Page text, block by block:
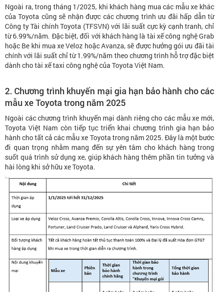
Ngoài ra, trong tháng 1/2025, khi khách hàng mua các mẫu xe khác
của Toyota cũng sẽ nhận được các chương trình ưu đãi hấp dẫn từ
Công ty Tài chính Toyota (TFSVN) với lãi suất cực kỳ cạnh tranh, chỉ
từ 6.99%/năm. Đặc biệt, đối với khách hàng là tài xế công nghệ Grab
hoặc Be khi mua xe Veloz hoặc Avanza, sẽ được hưởng gói ưu đãi tài
chính với lãi suất chỉ từ 1.99%/năm theo chương trình hỗ trợ đặc biệt
dành cho tài xế taxi công nghệ của Toyota Việt Nam.
2. Chương trình khuyến mại gia hạn bảo hành cho các
mẫu xe Toyota trong năm 2025
Ngoài các chương trình khuyến mại dành riêng cho các mẫu xe mới,
Toyota Việt Nam còn tiếp tục triển khai chương trình gia hạn bảo
hành cho tất cả các mẫu xe Toyota trong năm 2025. Đây là một bước
đi quan trọng nhằm mang đến sự yên tâm cho khách hàng trong
suốt quá trình sử dụng xe, giúp khách hàng thêm phần tin tưởng và
hài lòng khi sở hữu xe Toyota.